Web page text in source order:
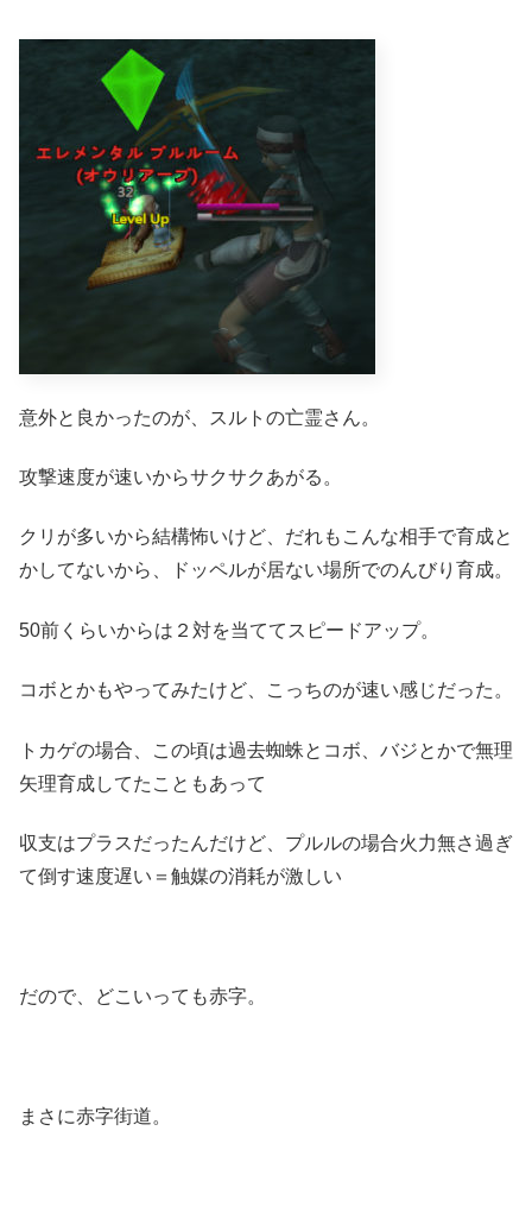
意外と良かったのが、スルトの亡霊さん。
攻撃速度が速いからサクサクあがる。
クリが多いから結構怖いけど、だれもこんな相手で育成と
かしてないから、ドッペルが居ない場所でのんびり育成。
50前くらいからは２対を当ててスピードアップ。
コボとかもやってみたけど、こっちのが速い感じだった。
トカゲの場合、この頃は過去蜘蛛とコボ、バジとかで無理
矢理育成してたこともあって
収支はプラスだったんだけど、プルルの場合火力無さ過ぎ
て倒す速度遅い＝触媒の消耗が激しい
だので、どこいっても赤字。
まさに赤字街道。